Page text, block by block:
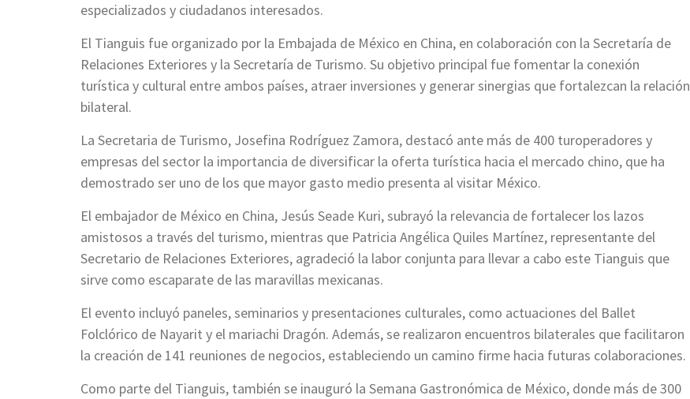
especializados y ciudadanos interesados.
El Tianguis fue organizado por la Embajada de México en China, en colaboración con la Secretaría de
Relaciones Exteriores y la Secretaría de Turismo. Su objetivo principal fue fomentar la conexión
turística y cultural entre ambos países, atraer inversiones y generar sinergias que fortalezcan la relación
bilateral.
La Secretaria de Turismo, Josefina Rodríguez Zamora, destacó ante más de 400 turoperadores y
empresas del sector la importancia de diversificar la oferta turística hacia el mercado chino, que ha
demostrado ser uno de los que mayor gasto medio presenta al visitar México.
El embajador de México en China, Jesús Seade Kuri, subrayó la relevancia de fortalecer los lazos
amistosos a través del turismo, mientras que Patricia Angélica Quiles Martínez, representante del
Secretario de Relaciones Exteriores, agradeció la labor conjunta para llevar a cabo este Tianguis que
sirve como escaparate de las maravillas mexicanas.
El evento incluyó paneles, seminarios y presentaciones culturales, como actuaciones del Ballet
Folclórico de Nayarit y el mariachi Dragón. Además, se realizaron encuentros bilaterales que facilitaron
la creación de 141 reuniones de negocios, estableciendo un camino firme hacia futuras colaboraciones.
Como parte del Tianguis, también se inauguró la Semana Gastronómica de México, donde más de 300